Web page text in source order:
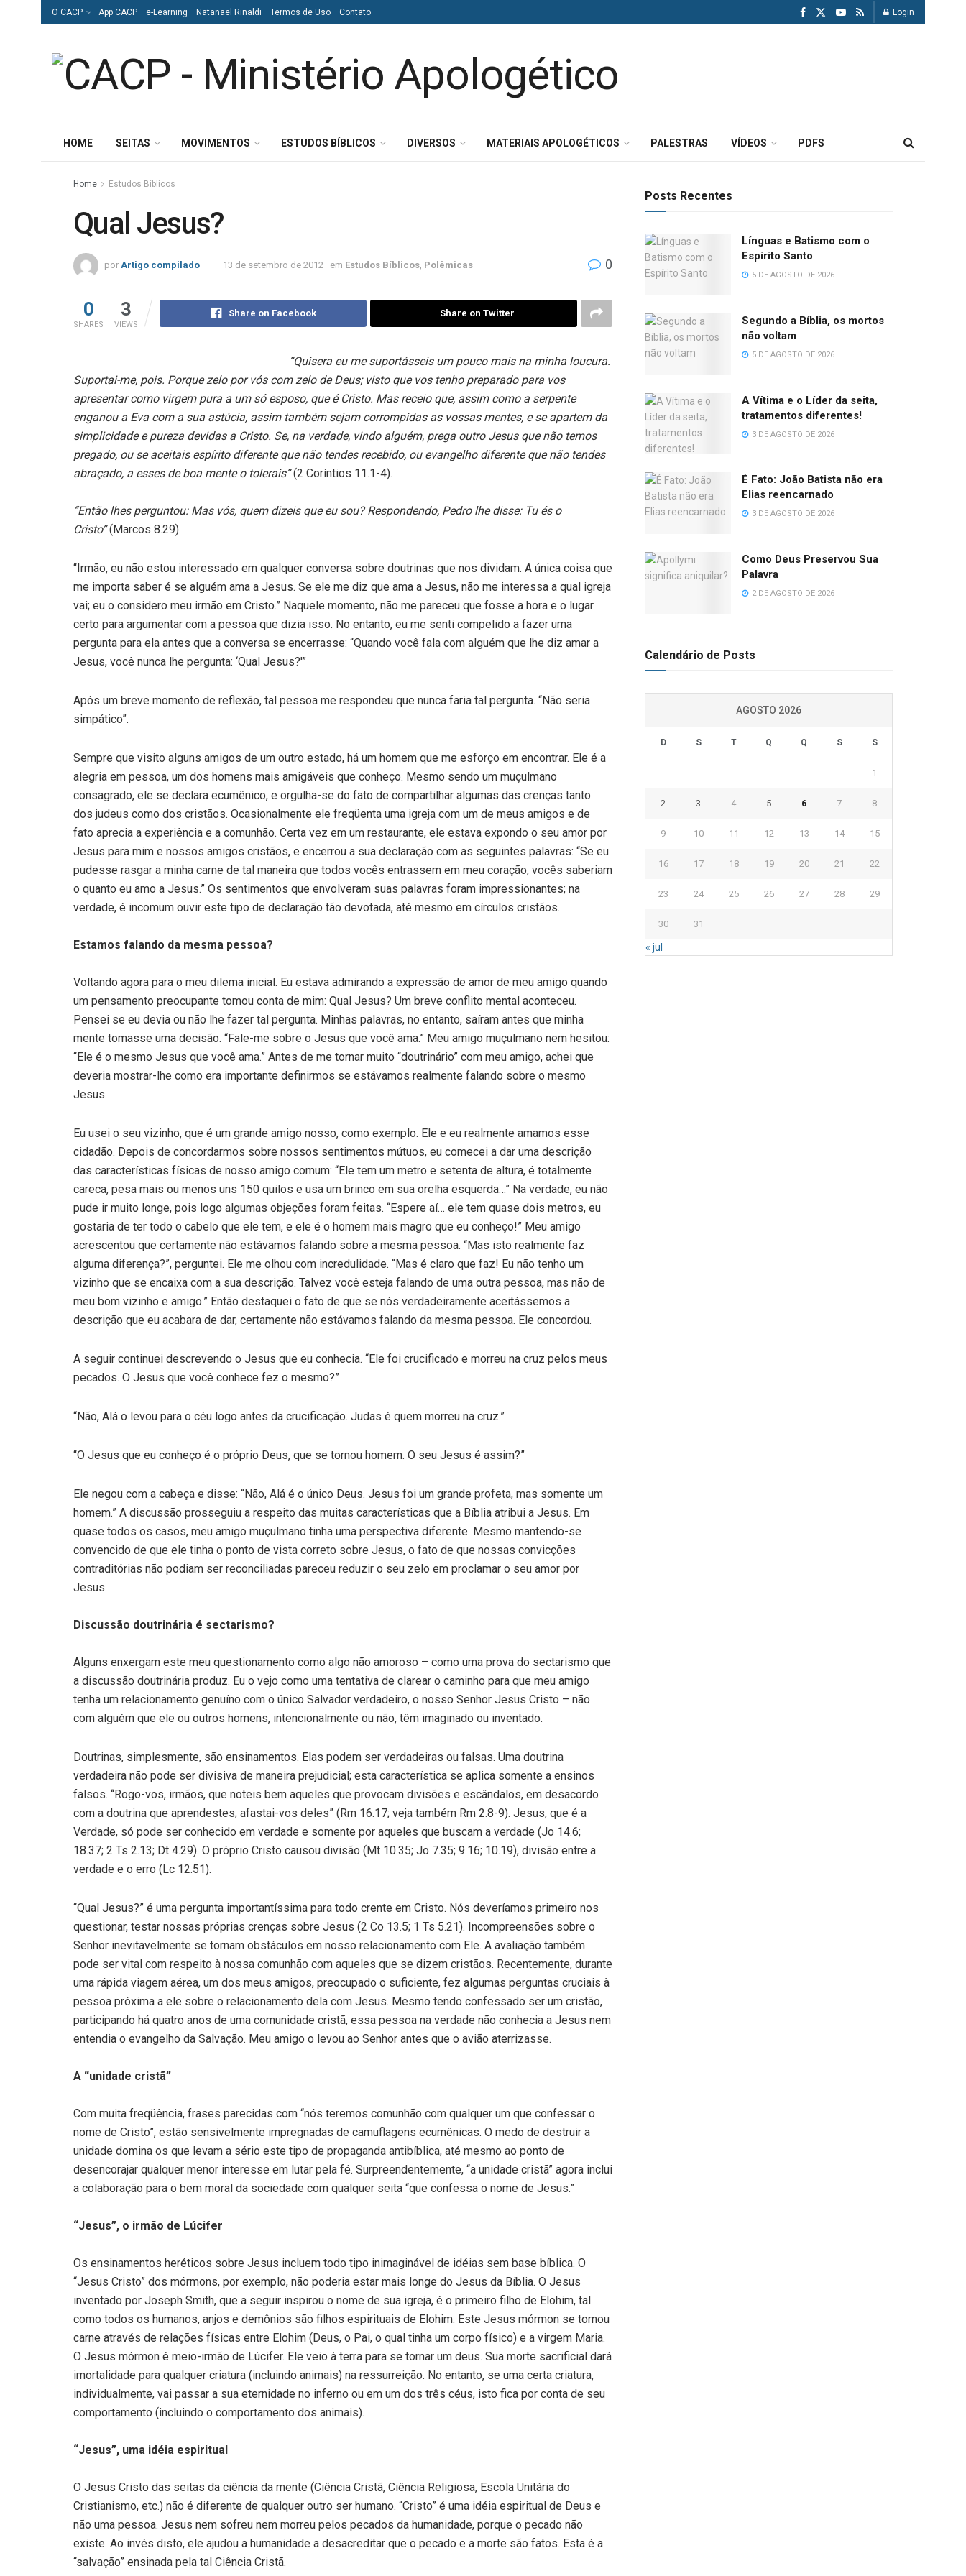
O CACP App CACP e-Learning Natanael Rinaldi Termos de Uso Contato Login
HOME SEITAS MOVIMENTOS ESTUDOS BÍBLICOS DIVERSOS MATERIAIS APOLOGÉTICOS PALESTRAS VÍDEOS PDFS
Home Estudos Bíblicos
Qual Jesus?
por Artigo compilado 13 de setembro de 2012 em Estudos Bíblicos Polêmicas 0
0
SHARES
3
VIEWS
Share on Facebook Share on Twitter
“Quisera eu me suportásseis um pouco mais na minha loucura.
Suportai-me, pois. Porque zelo por vós com zelo de Deus; visto que vos tenho preparado para vos
apresentar como virgem pura a um só esposo, que é Cristo. Mas receio que, assim como a serpente
enganou a Eva com a sua astúcia, assim também sejam corrompidas as vossas mentes, e se apartem da
simplicidade e pureza devidas a Cristo. Se, na verdade, vindo alguém, prega outro Jesus que não temos
pregado, ou se aceitais espírito diferente que não tendes recebido, ou evangelho diferente que não tendes
abraçado, a esses de boa mente o tolerais”(2 Coríntios 11.1-4).
“Então lhes perguntou: Mas vós, quem dizeis que eu sou? Respondendo, Pedro lhe disse: Tu és o
Cristo”(Marcos 8.29).
“Irmão, eu não estou interessado em qualquer conversa sobre doutrinas que nos dividam. A única coisa que
me importa saber é se alguém ama a Jesus. Se ele me diz que ama a Jesus, não me interessa a qual igreja
vai; eu o considero meu irmão em Cristo.” Naquele momento, não me pareceu que fosse a hora e o lugar
certo para argumentar com a pessoa que dizia isso. No entanto, eu me senti compelido a fazer uma
pergunta para ela antes que a conversa se encerrasse: “Quando você fala com alguém que lhe diz amar a
Jesus, você nunca lhe pergunta: ‘Qual Jesus?'”
Após um breve momento de reflexão, tal pessoa me respondeu que nunca faria tal pergunta. “Não seria
simpático”.
Sempre que visito alguns amigos de um outro estado, há um homem que me esforço em encontrar. Ele é a
alegria em pessoa, um dos homens mais amigáveis que conheço. Mesmo sendo um muçulmano
consagrado, ele se declara ecumênico, e orgulha-se do fato de compartilhar algumas das crenças tanto
dos judeus como dos cristãos. Ocasionalmente ele freqüenta uma igreja com um de meus amigos e de
fato aprecia a experiência e a comunhão. Certa vez em um restaurante, ele estava expondo o seu amor por
Jesus para mim e nossos amigos cristãos, e encerrou a sua declaração com as seguintes palavras: “Se eu
pudesse rasgar a minha carne de tal maneira que todos vocês entrassem em meu coração, vocês saberiam
o quanto eu amo a Jesus.” Os sentimentos que envolveram suas palavras foram impressionantes; na
verdade, é incomum ouvir este tipo de declaração tão devotada, até mesmo em círculos cristãos.
Estamos falando da mesma pessoa?
Voltando agora para o meu dilema inicial. Eu estava admirando a expressão de amor de meu amigo quando
um pensamento preocupante tomou conta de mim: Qual Jesus? Um breve conflito mental aconteceu.
Pensei se eu devia ou não lhe fazer tal pergunta. Minhas palavras, no entanto, saíram antes que minha
mente tomasse uma decisão. “Fale-me sobre o Jesus que você ama.” Meu amigo muçulmano nem hesitou:
“Ele é o mesmo Jesus que você ama.” Antes de me tornar muito “doutrinário” com meu amigo, achei que
deveria mostrar-lhe como era importante definirmos se estávamos realmente falando sobre o mesmo
Jesus.
Eu usei o seu vizinho, que é um grande amigo nosso, como exemplo. Ele e eu realmente amamos esse
cidadão. Depois de concordarmos sobre nossos sentimentos mútuos, eu comecei a dar uma descrição
das características físicas de nosso amigo comum: “Ele tem um metro e setenta de altura, é totalmente
careca, pesa mais ou menos uns 150 quilos e usa um brinco em sua orelha esquerda…” Na verdade, eu não
pude ir muito longe, pois logo algumas objeções foram feitas. “Espere aí… ele tem quase dois metros, eu
gostaria de ter todo o cabelo que ele tem, e ele é o homem mais magro que eu conheço!” Meu amigo
acrescentou que certamente não estávamos falando sobre a mesma pessoa. “Mas isto realmente faz
alguma diferença?”, perguntei. Ele me olhou com incredulidade. “Mas é claro que faz! Eu não tenho um
vizinho que se encaixa com a sua descrição. Talvez você esteja falando de uma outra pessoa, mas não de
meu bom vizinho e amigo.” Então destaquei o fato de que se nós verdadeiramente aceitássemos a
descrição que eu acabara de dar, certamente não estávamos falando da mesma pessoa. Ele concordou.
A seguir continuei descrevendo o Jesus que eu conhecia. “Ele foi crucificado e morreu na cruz pelos meus
pecados. O Jesus que você conhece fez o mesmo?”
“Não, Alá o levou para o céu logo antes da crucificação. Judas é quem morreu na cruz.”
“O Jesus que eu conheço é o próprio Deus, que se tornou homem. O seu Jesus é assim?”
Ele negou com a cabeça e disse: “Não, Alá é o único Deus. Jesus foi um grande profeta, mas somente um
homem.” A discussão prosseguiu a respeito das muitas características que a Bíblia atribui a Jesus. Em
quase todos os casos, meu amigo muçulmano tinha uma perspectiva diferente. Mesmo mantendo-se
convencido de que ele tinha o ponto de vista correto sobre Jesus, o fato de que nossas convicções
contraditórias não podiam ser reconciliadas pareceu reduzir o seu zelo em proclamar o seu amor por
Jesus.
Discussão doutrinária é sectarismo?
Alguns enxergam este meu questionamento como algo não amoroso – como uma prova do sectarismo que
a discussão doutrinária produz. Eu o vejo como uma tentativa de clarear o caminho para que meu amigo
tenha um relacionamento genuíno com o único Salvador verdadeiro, o nosso Senhor Jesus Cristo – não
com alguém que ele ou outros homens, intencionalmente ou não, têm imaginado ou inventado.
Doutrinas, simplesmente, são ensinamentos. Elas podem ser verdadeiras ou falsas. Uma doutrina
verdadeira não pode ser divisiva de maneira prejudicial; esta característica se aplica somente a ensinos
falsos. “Rogo-vos, irmãos, que noteis bem aqueles que provocam divisões e escândalos, em desacordo
com a doutrina que aprendestes; afastai-vos deles” (Rm 16.17; veja também Rm 2.8-9). Jesus, que é a
Verdade, só pode ser conhecido em verdade e somente por aqueles que buscam a verdade (Jo 14.6;
18.37; 2 Ts 2.13; Dt 4.29). O próprio Cristo causou divisão (Mt 10.35; Jo 7.35; 9.16; 10.19), divisão entre a
verdade e o erro (Lc 12.51).
“Qual Jesus?” é uma pergunta importantíssima para todo crente em Cristo. Nós deveríamos primeiro nos
questionar, testar nossas próprias crenças sobre Jesus (2 Co 13.5; 1 Ts 5.21). Incompreensões sobre o
Senhor inevitavelmente se tornam obstáculos em nosso relacionamento com Ele. A avaliação também
pode ser vital com respeito à nossa comunhão com aqueles que se dizem cristãos. Recentemente, durante
uma rápida viagem aérea, um dos meus amigos, preocupado o suficiente, fez algumas perguntas cruciais à
pessoa próxima a ele sobre o relacionamento dela com Jesus. Mesmo tendo confessado ser um cristão,
participando há quatro anos de uma comunidade cristã, essa pessoa na verdade não conhecia a Jesus nem
entendia o evangelho da Salvação. Meu amigo o levou ao Senhor antes que o avião aterrizasse.
A “unidade cristã”
Com muita freqüência, frases parecidas com “nós teremos comunhão com qualquer um que confessar o
nome de Cristo”, estão sensivelmente impregnadas de camuflagens ecumênicas. O medo de destruir a
unidade domina os que levam a sério este tipo de propaganda antibíblica, até mesmo ao ponto de
desencorajar qualquer menor interesse em lutar pela fé. Surpreendentemente, “a unidade cristã” agora inclui
a colaboração para o bem moral da sociedade com qualquer seita “que confessa o nome de Jesus.”
“Jesus”, o irmão de Lúcifer
Os ensinamentos heréticos sobre Jesus incluem todo tipo inimaginável de idéias sem base bíblica. O
“Jesus Cristo” dos mórmons, por exemplo, não poderia estar mais longe do Jesus da Bíblia. O Jesus
inventado por Joseph Smith, que a seguir inspirou o nome de sua igreja, é o primeiro filho de Elohim, tal
como todos os humanos, anjos e demônios são filhos espirituais de Elohim. Este Jesus mórmon se tornou
carne através de relações físicas entre Elohim (Deus, o Pai, o qual tinha um corpo físico) e a virgem Maria.
O Jesus mórmon é meio-irmão de Lúcifer. Ele veio à terra para se tornar um deus. Sua morte sacrificial dará
imortalidade para qualquer criatura (incluindo animais) na ressurreição. No entanto, se uma certa criatura,
individualmente, vai passar a sua eternidade no inferno ou em um dos três céus, isto fica por conta de seu
comportamento (incluindo o comportamento dos animais).
“Jesus”, uma idéia espiritual
O Jesus Cristo das seitas da ciência da mente (Ciência Cristã, Ciência Religiosa, Escola Unitária do
Cristianismo, etc.) não é diferente de qualquer outro ser humano. “Cristo” é uma idéia espiritual de Deus e
não uma pessoa. Jesus nem sofreu nem morreu pelos pecados da humanidade, porque o pecado não
existe. Ao invés disto, ele ajudou a humanidade a desacreditar que o pecado e a morte são fatos. Esta é a
“salvação” ensinada pela tal Ciência Cristã.
Posts Recentes
Línguas e Batismo com o
Espírito Santo
5 DE AGOSTO DE 2026
Segundo a Bíblia, os mortos
não voltam
5 DE AGOSTO DE 2026
A Vítima e o Líder da seita,
tratamentos diferentes!
3 DE AGOSTO DE 2026
É Fato: João Batista não era
Elias reencarnado
3 DE AGOSTO DE 2026
Como Deus Preservou Sua
Palavra
2 DE AGOSTO DE 2026
Calendário de Posts
AGOSTO 2026
D S T Q Q S S
1
2 3 4 5 6 7 8
9 10 11 12 13 14 15
16 17 18 19 20 21 22
23 24 25 26 27 28 29
30 31
« jul